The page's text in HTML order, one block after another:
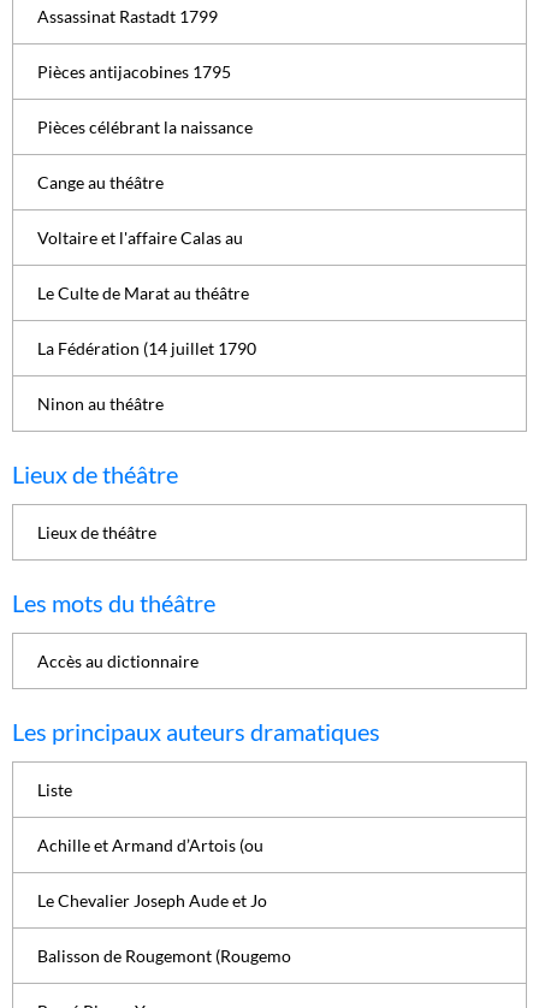
Assassinat Rastadt 1799
Pièces antijacobines 1795
Pièces célébrant la naissance
Cange au théâtre
Voltaire et l'affaire Calas au
Le Culte de Marat au théâtre
La Fédération (14 juillet 1790
Ninon au théâtre
Lieux de théâtre
Lieux de théâtre
Les mots du théâtre
Accès au dictionnaire
Les principaux auteurs dramatiques
Liste
Achille et Armand d’Artois (ou
Le Chevalier Joseph Aude et Jo
Balisson de Rougemont (Rougemo